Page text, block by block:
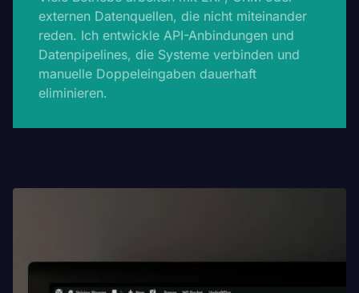
externen Datenquellen, die nicht miteinander
reden. Ich entwickle API-Anbindungen und
Datenpipelines, die Systeme verbinden und
manuelle Doppeleingaben dauerhaft
eliminieren.